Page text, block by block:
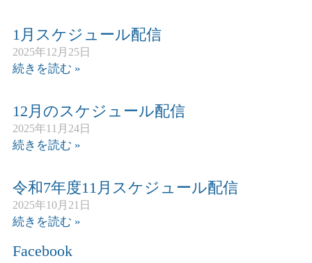
1月スケジュール配信
2025年12月25日
続きを読む »
12月のスケジュール配信
2025年11月24日
続きを読む »
令和7年度11月スケジュール配信
2025年10月21日
続きを読む »
Facebook